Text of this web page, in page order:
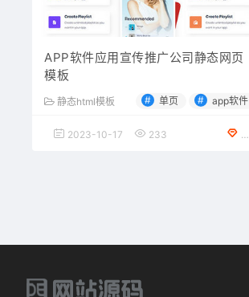
APP软件应用宣传推广公司静态网页
模板
静态html模板 # 单页 # app软件
2023-10-17 233